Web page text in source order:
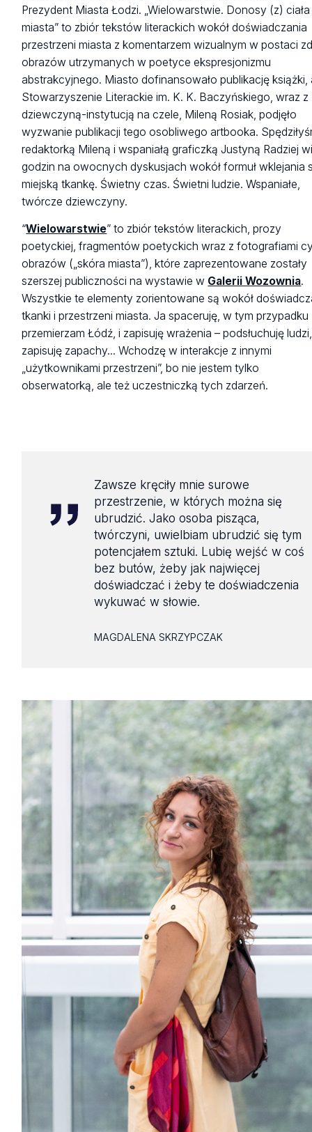
Prezydent Miasta Łodzi. „Wielowarstwie. Donosy (z) ciała
miasta” to zbiór tekstów literackich wokół doświadczania
przestrzeni miasta z komentarzem wizualnym w postaci
obrazów utrzymanych w poetyce ekspresjonizmu
abstrakcyjnego. Miasto dofinansowało publikację książki,
Stowarzyszenie Literackie im. K. K. Baczyńskiego, wraz z
dziewczyną-instytucją na czele, Mileną Rosiak, podjęło
wyzwanie publikacji tego osobliwego artbooka.
redaktorką Mileną i wspaniałą graficzką Justyną Radziej
godzin na owocnych dyskusjach wokół formuł wklejania
miejską tkankę. Świetny czas. Świetni ludzie. Wspaniałe,
twórcze dziewczyny.
“Wielowarstwie” to zbiór tekstów literackich, prozy
poetyckiej, fragmentów poetyckich wraz z fotografiami
obrazów („skóra miasta”), które zaprezentowane zostały
szerszej publiczności na wystawie w Galerii Wozownia.
Wszystkie te elementy zorientowane są wokół
tkanki i przestrzeni miasta. Ja spaceruję, w tym przypadku
przemierzam Łódź, i zapisuję wrażenia – podsłuchuję ludzi,
zapisuję zapachy... Wchodzę w interakcje z innymi
„użytkownikami przestrzeni”, bo nie jestem tylko
obserwatorką, ale też uczestniczką tych zdarzeń.
Zawsze kręciły mnie surowe
przestrzenie, w których można się
ubrudzić. Jako osoba pisząca,
twórczyni, uwielbiam ubrudzić się tym
potencjałem sztuki. Lubię wejść w coś
bez butów, żeby jak najwięcej
doświadczać i żeby te doświadczenia
wykuwać w słowie.
MAGDALENA SKRZYPCZAK